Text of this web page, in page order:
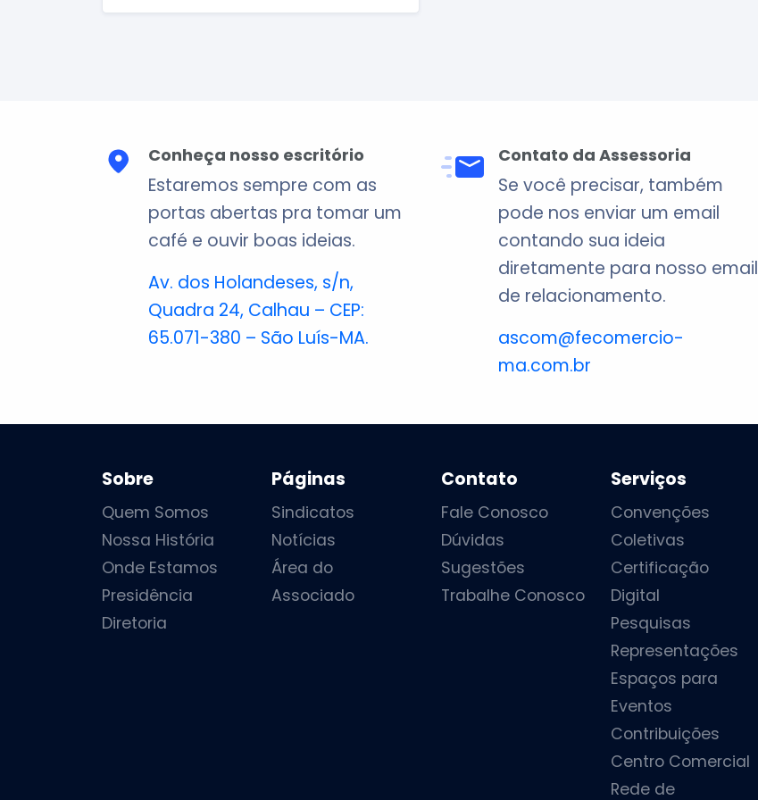
Conheça nosso escritório
Estaremos sempre com as
portas abertas pra tomar um
café e ouvir boas ideias.
Av. dos Holandeses, s/n,
Quadra 24, Calhau – CEP:
65.071-380 – São Luís-MA.
Contato da Assessoria
Se você precisar, também
pode nos enviar um email
contando sua ideia
diretamente para nosso email
de relacionamento.
ascom@fecomercio-
ma.com.br
Sobre
Quem Somos
Nossa História
Onde Estamos
Presidência
Diretoria
Páginas
Sindicatos
Notícias
Área do
Associado
Contato
Fale Conosco
Dúvidas
Sugestões
Trabalhe Conosco
Serviços
Convenções
Coletivas
Certificação
Digital
Pesquisas
Representações
Espaços para
Eventos
Contribuições
Centro Comercial
Rede de